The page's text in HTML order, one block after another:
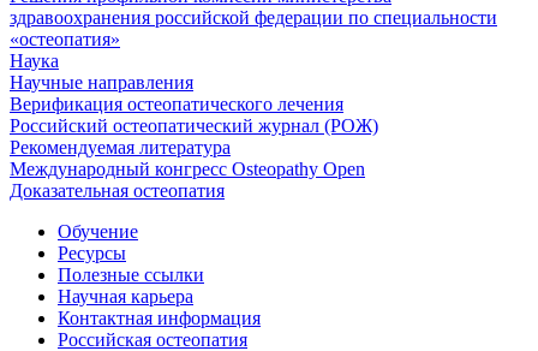
здравоохранения российской федерации по специальности
«остеопатия»
Наука
Научные направления
Верификация остеопатического лечения
Российский остеопатический журнал (РОЖ)
Рекомендуемая литература
Международный конгресс Osteopathy Open
Доказательная остеопатия
Обучение
Ресурсы
Полезные ссылки
Научная карьера
Контактная информация
Российская остеопатия